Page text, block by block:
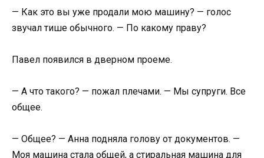
— Как это вы уже продали мою машину? — голос
звучал тише обычного. — По какому праву?
Павел появился в дверном проеме.
— А что такого? — пожал плечами. — Мы супруги. Все
общее.
— Общее? — Анна подняла голову от документов. —
Моя машина стала общей, а стиральная машина для